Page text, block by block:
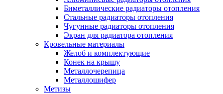
Биметаллические радиаторы отопления
Стальные радиаторы отопления
Чугунные радиаторы отопления
Экран для радиатора отопления
Кровельные материалы
Желоб и комплектующие
Конек на крышу
Металлочерепица
Металлошифер
Метизы